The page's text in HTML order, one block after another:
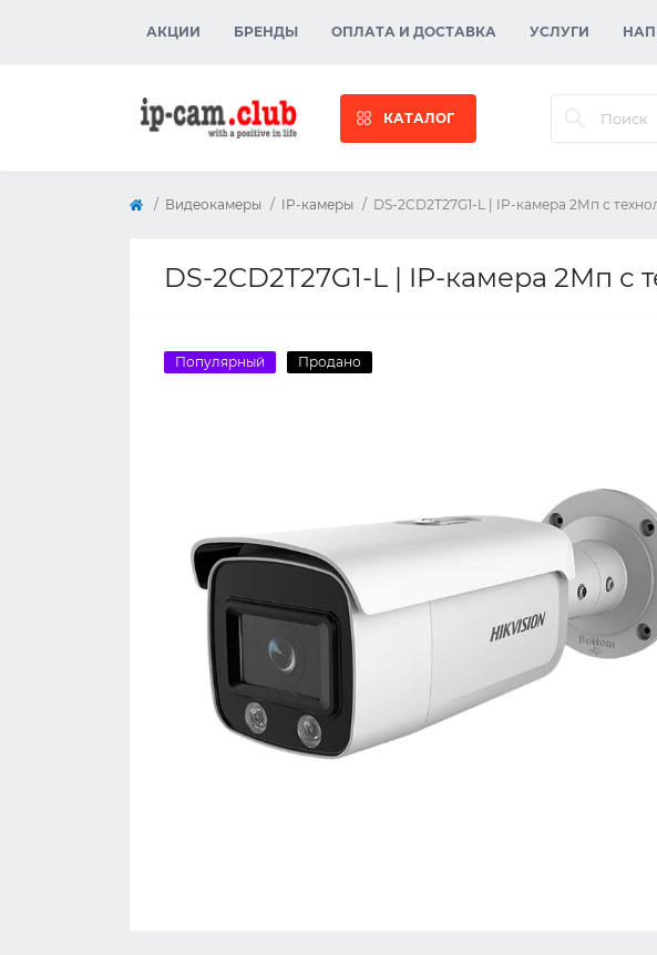
АКЦИИ БРЕНДЫ ОПЛАТА И ДОСТАВКА УСЛУГИ
КАТАЛОГ
Видеокамеры IP-камеры DS-2CD2T27G1-L | IP-камера 2Мп с
DS-2CD2T27G1-L | IP-камера 2Мп с
Популярный Продано